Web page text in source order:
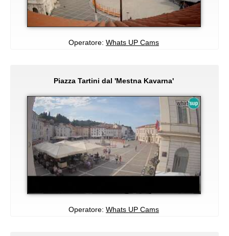
Operatore: Whats UP Cams
Piazza Tartini dal 'Mestna Kavarna'
Operatore: Whats UP Cams